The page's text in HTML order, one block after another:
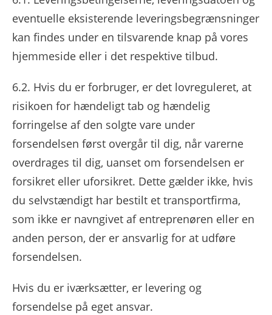
eventuelle eksisterende leveringsbegrænsninger
kan findes under en tilsvarende knap på vores
hjemmeside eller i det respektive tilbud.
6.2. Hvis du er forbruger, er det lovreguleret, at
risikoen for hændeligt tab og hændelig
forringelse af den solgte vare under
forsendelsen først overgår til dig, når varerne
overdrages til dig, uanset om forsendelsen er
forsikret eller uforsikret. Dette gælder ikke, hvis
du selvstændigt har bestilt et transportfirma,
som ikke er navngivet af entreprenøren eller en
anden person, der er ansvarlig for at udføre
forsendelsen.
Hvis du er iværksætter, er levering og
forsendelse på eget ansvar.